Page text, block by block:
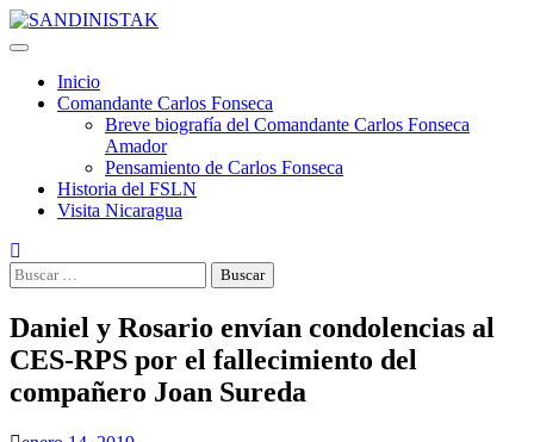
Saltar
al
Inicio
Comandante Carlos Fonseca
Breve biografía del Comandante Carlos Fonseca
Amador
Pensamiento de Carlos Fonseca
Historia del FSLN
Visita Nicaragua
Buscar:
Daniel y Rosario envían condolencias al
CES-RPS por el fallecimiento del
compañero Joan Sureda